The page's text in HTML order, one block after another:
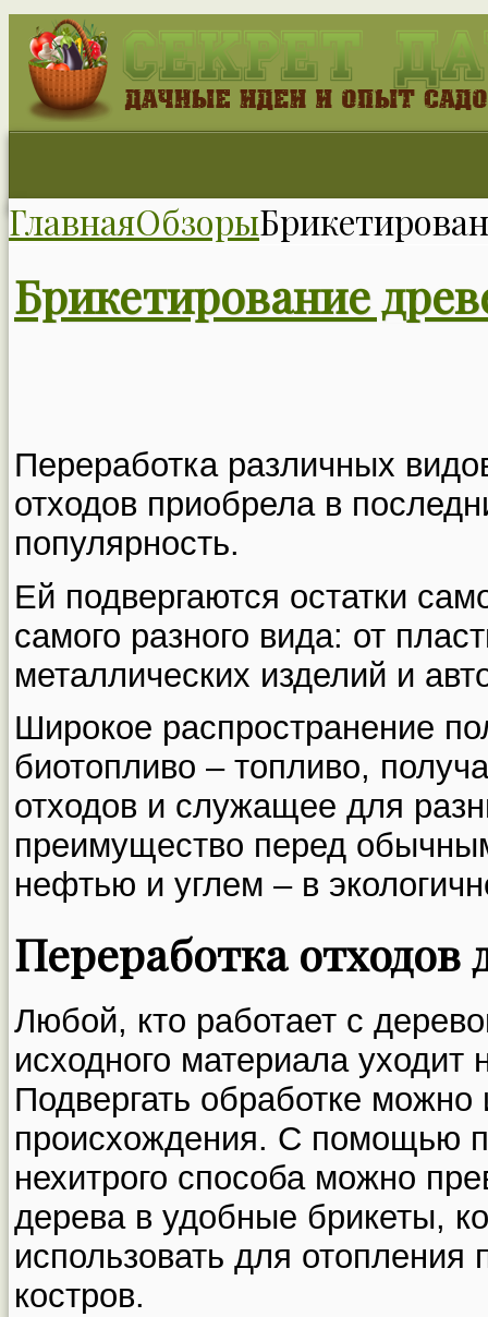
ГлавнаяОбзоры
Брикетирование
Переработка различных
отходов приобрела в
популярность.
Ей подвергаются остатки
самого разного вида: от
металлических изделий и
Широкое распространение
биотопливо – топливо,
отходов и служащее для
преимущество перед
нефтью и углем – в
Переработка отходов
Любой, кто работает с
исходного материала уходит
Подвергать обработке можно
происхождения. С помощью
нехитрого способа можно
дерева в удобные брикеты,
использовать для
костров.